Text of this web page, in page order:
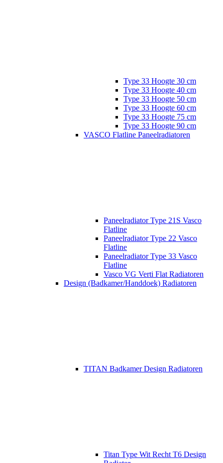
Type 33 Hoogte 30 cm
Type 33 Hoogte 40 cm
Type 33 Hoogte 50 cm
Type 33 Hoogte 60 cm
Type 33 Hoogte 75 cm
Type 33 Hoogte 90 cm
VASCO Flatline Paneelradiatoren
Paneelradiator Type 21S Vasco
Flatline
Paneelradiator Type 22 Vasco
Flatline
Paneelradiator Type 33 Vasco
Flatline
Vasco VG Verti Flat Radiatoren
Design (Badkamer/Handdoek) Radiatoren
TITAN Badkamer Design Radiatoren
Titan Type Wit Recht T6 Design